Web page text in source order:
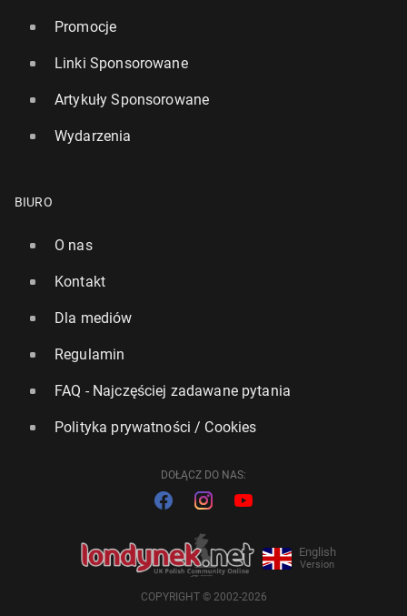
Promocje
Linki Sponsorowane
Artykuły Sponsorowane
Wydarzenia
BIURO
O nas
Kontakt
Dla mediów
Regulamin
FAQ - Najczęściej zadawane pytania
Polityka prywatności / Cookies
DOŁĄCZ DO NAS:
English
Version
COPYRIGHT © 2002-2026